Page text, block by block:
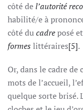
côté del’autorité
habilité/e à
côté ducadreposé
formes littéraires[5].
Or, dans le cadre de
mots de l’accueil,
quelque sorte brisé.